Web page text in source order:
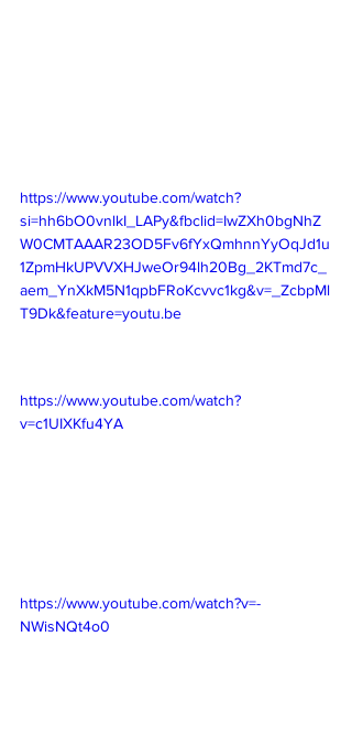
https://www.youtube.com/watch?
si=hh6bO0vnlkI_LAPy&fbclid=IwZXh0bgNhZ
W0CMTAAAR23OD5Fv6fYxQmhnnYyOqJd1u
1ZpmHkUPVVXHJweOr94lh20Bg_2KTmd7c_
aem_YnXkM5N1qpbFRoKcvvc1kg&v=_ZcbpMl
T9Dk&feature=youtu.be
https://www.youtube.com/watch?
v=c1UIXKfu4YA
https://www.youtube.com/watch?v=-
NWisNQt4o0